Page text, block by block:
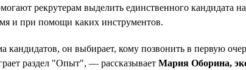
рекрутерам выделить единственного кандидата
и при помощи каких инструментов.
кандидатов, он выбирает, кому позвонить в первую
раздел "Опыт", — рассказывает Мария Оборина,